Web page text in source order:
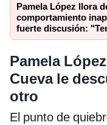
Pamela López llora
comportamiento
fuerte discusión:
Pamela
Cueva le
otro
El punto de